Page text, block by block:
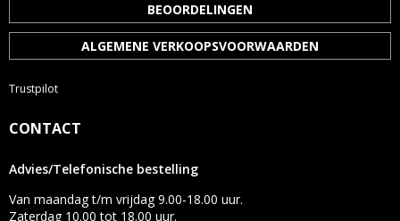
CONTACT
Advies/Telefonische bestelling
Van maandag t/m vrijdag 9.00-18.00 uur.
Zaterdag 10.00 tot 18.00 uur.
BEOORDELINGEN
ALGEMENE VERKOOPSVOORWAARDEN
Trustpilot